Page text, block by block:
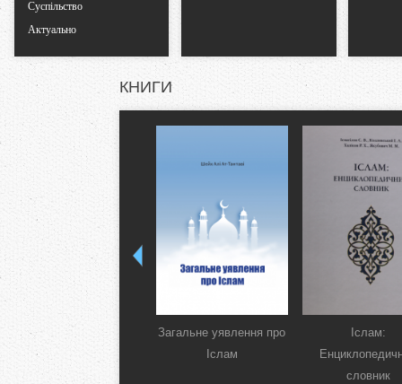
Суспільство
Актуально
КНИГИ
Загальне уявлення про
Іслам
Іслам:
словник